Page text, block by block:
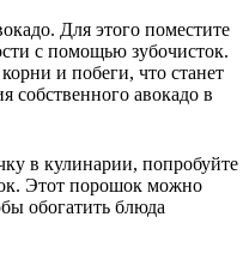
Для этого поместите
с помощью зубочисток.
и побеги, что станет
авокадо в
в кулинарии, попробуйте
Этот порошок можно
обогатить блюда